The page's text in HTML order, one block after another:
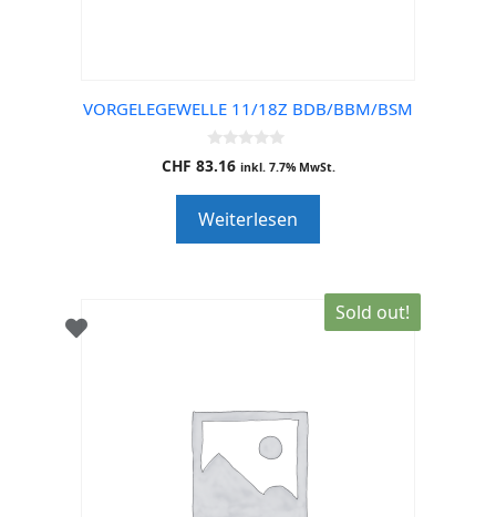
VORGELEGEWELLE 11/18Z BDB/BBM/BSM
0
o
o
f
5
CHF 83.16 inkl. 7.7% MwSt.
Weiterlesen
Sold out!